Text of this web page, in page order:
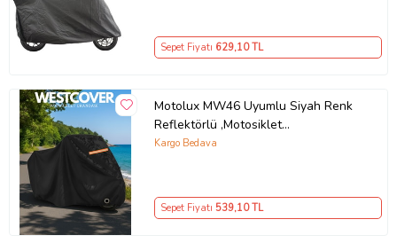
Sepet Fiyatı 629,10 TL
Motolux MW46 Uyumlu Siyah Renk
Reflektörlü ,Motosiklet
Brandası,Motor Branda Motor
Kargo Bedava
Sepet Fiyatı 539,10 TL